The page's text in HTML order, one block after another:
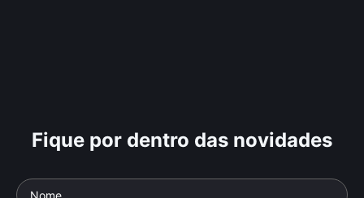
Fique por dentro das novidades